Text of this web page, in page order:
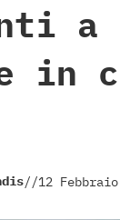
a
in
//12